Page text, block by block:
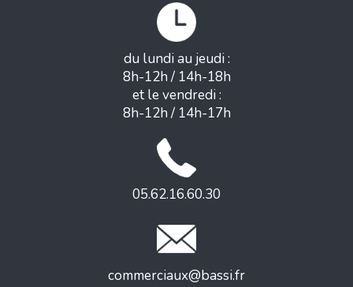
du lundi au jeudi :
8h-12h / 14h-18h
et le vendredi :
8h-12h / 14h-17h
05.62.16.60.30
commerciaux@bassi.fr